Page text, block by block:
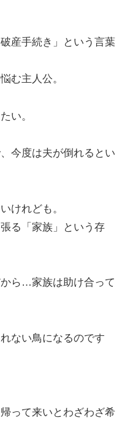
産手続き」という言葉
む主人公。
い。
今度は夫が倒れるとい
けれども。
る「家族」という存
ら…家族は助け合って
ない鳥になるのです
って来いとわざわざ希